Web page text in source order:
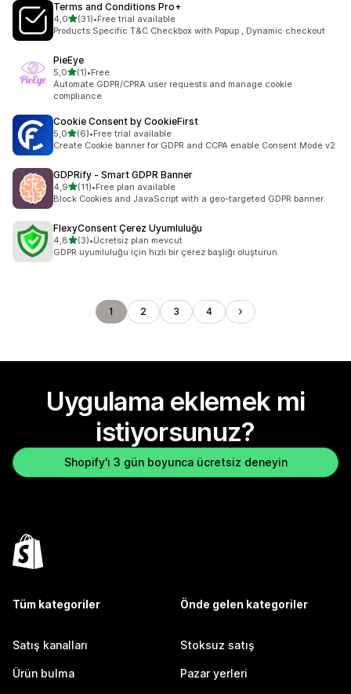
Terms and Conditions Pro+
4,05 yıldız üzerinden
(31)
toplam 31 değerlendirme
•Free trial available
Products Specific T&C Checkbox with Popup , Dynamic checkout
PieEye
5,05 yıldız üzerinden
(1)
toplam 1 değerlendirme
•Free
Automate GDPR/CPRA user requests and manage cookie
compliance
Cookie Consent by CookieFirst
5,05 yıldız üzerinden
(6)
toplam 6 değerlendirme
•Free trial available
Create Cookie banner for GDPR and CCPA enable Consent Mode v2
GDPRify ‑ Smart GDPR Banner
4,95 yıldız üzerinden
(11)
toplam 11 değerlendirme
•Free plan available
Block Cookies and JavaScript with a geo-targeted GDPR banner.
FlexyConsent Çerez Uyumluluğu
4,85 yıldız üzerinden
(3)
toplam 3 değerlendirme
•Ücretsiz plan mevcut
GDPR uyumluluğu için hızlı bir çerez başlığı oluşturun.
1 2 3 4
Uygulama eklemek mi
istiyorsunuz?
Shopify'ı 3 gün boyunca ücretsiz deneyin
Tüm kategoriler
Satış kanalları
Ürün bulma
Önde gelen kategoriler
Stoksuz satış
Pazar yerleri